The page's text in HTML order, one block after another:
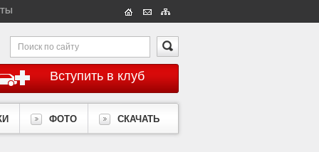
Вступить в клуб
ФОТО СКАЧАТЬ